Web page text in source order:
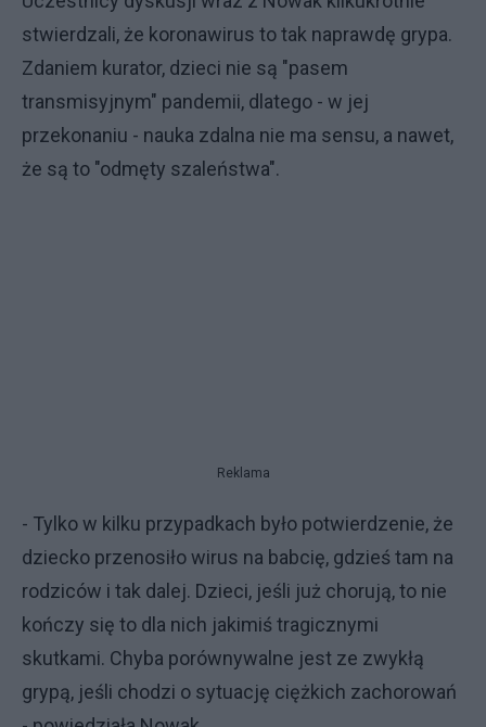
stwierdzali, że koronawirus to tak naprawdę grypa.
Zdaniem kurator, dzieci nie są "pasem
transmisyjnym" pandemii, dlatego - w jej
przekonaniu - nauka zdalna nie ma sensu, a nawet,
że są to "odmęty szaleństwa".
Reklama
- Tylko w kilku przypadkach było potwierdzenie, że
dziecko przenosiło wirus na babcię, gdzieś tam na
rodziców i tak dalej. Dzieci, jeśli już chorują, to nie
kończy się to dla nich jakimiś tragicznymi
skutkami. Chyba porównywalne jest ze zwykłą
grypą, jeśli chodzi o sytuację ciężkich zachorowań